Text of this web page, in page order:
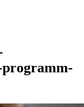
programm-